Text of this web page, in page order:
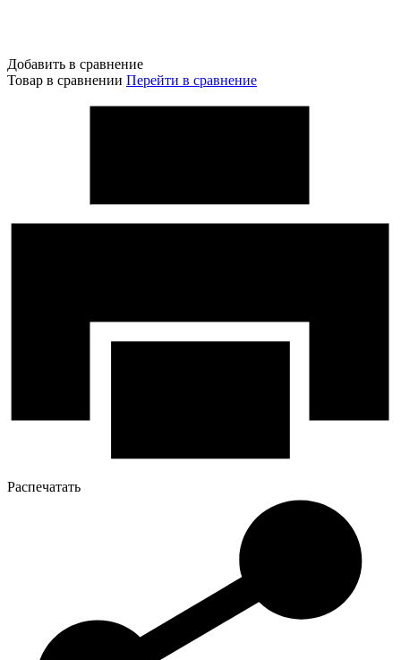
Добавить в сравнение
Товар в сравнении Перейти в сравнение
Распечатать